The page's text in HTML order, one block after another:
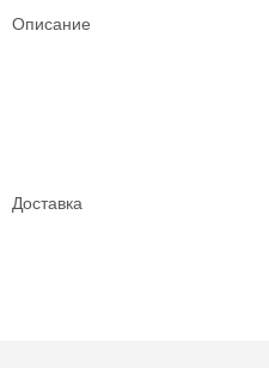
Описание
Доставка